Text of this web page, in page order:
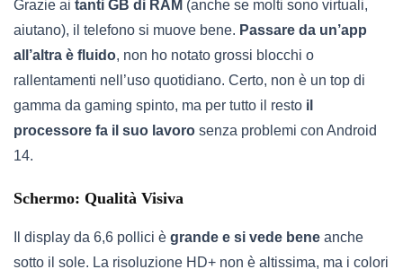
Grazie ai tanti GB di RAM (anche se molti sono virtuali,
aiutano), il telefono si muove bene. Passare da un’app
all’altra è fluido, non ho notato grossi blocchi o
rallentamenti nell’uso quotidiano. Certo, non è un top di
gamma da gaming spinto, ma per tutto il resto il
processore fa il suo lavoro senza problemi con Android
14.
Schermo: Qualità Visiva
Il display da 6,6 pollici è grande e si vede bene anche
sotto il sole. La risoluzione HD+ non è altissima, ma i colori